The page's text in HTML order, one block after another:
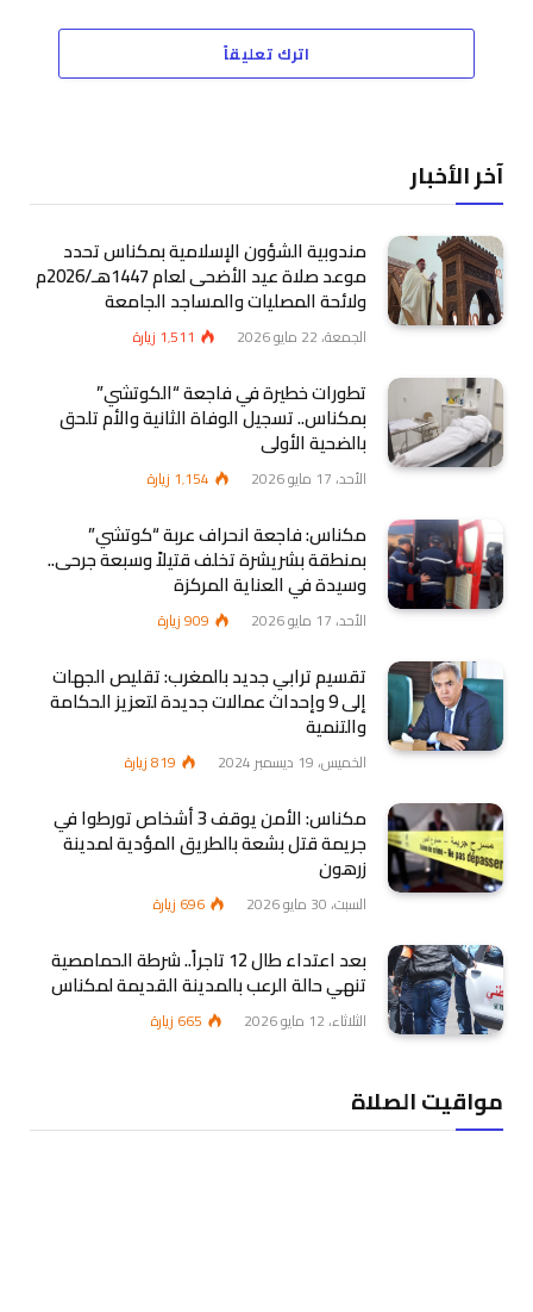
اترك تعليقاً
آخر الأخبار
مندوبية الشؤون الإسلامية بمكناس تحدد
موعد صلاة عيد الأضحى لعام 1447هـ/2026م
ولائحة المصليات والمساجد الجامعة
الجمعة، 22 مايو 2026 1٬511 زيارة
تطورات خطيرة في فاجعة “الكوتشي”
بمكناس.. تسجيل الوفاة الثانية والأم تلحق
بالضحية الأولى
الأحد، 17 مايو 2026 1٬154 زيارة
مكناس: فاجعة انحراف عربة “كوتشي”
بمنطقة بشريشرة تخلف قتيلاً وسبعة جرحى..
وسيدة في العناية المركزة
الأحد، 17 مايو 2026 909زيارة
تقسيم ترابي جديد بالمغرب: تقليص الجهات
إلى 9 وإحداث عمالات جديدة لتعزيز الحكامة
والتنمية
الخميس، 19 ديسمبر 2024 819زيارة
مكناس: الأمن يوقف 3 أشخاص تورطوا في
جريمة قتل بشعة بالطريق المؤدية لمدينة
زرهون
السبت، 30 مايو 2026 696 زيارة
بعد اعتداء طال 12 تاجراً.. شرطة الحمامصية
تنهي حالة الرعب بالمدينة القديمة لمكناس
الثلاثاء، 12 مايو 2026 665 زيارة
مواقيت الصلاة